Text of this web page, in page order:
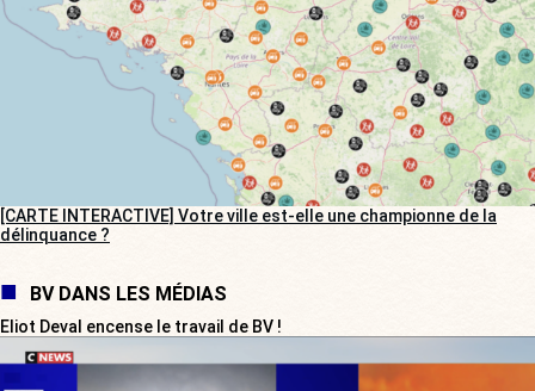
[CARTE INTERACTIVE] Votre ville est-elle une championne de la
délinquance ?
BV DANS LES MÉDIAS
Eliot Deval encense le travail de BV !